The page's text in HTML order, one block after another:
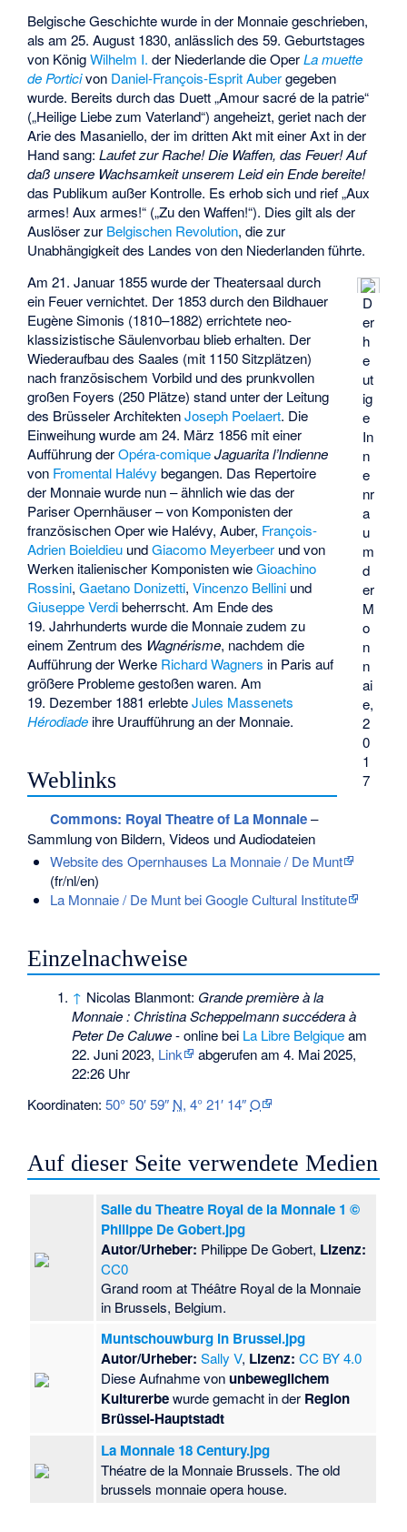
Belgische Geschichte wurde in der Monnaie geschrieben,
als am 25. August 1830, anlässlich des 59. Geburtstages
von KönigWilhelm I. der Niederlande die OperLa muette
de Porticivon Daniel-François-Esprit Aubergegeben
wurde. Bereits durch das Duett „Amour sacré de la patrie“
(„Heilige Liebe zum Vaterland“) angeheizt, geriet nach der
Arie des Masaniello, der im dritten Akt mit einer Axt in der
Hand sang:Laufet zur Rache! Die Waffen, das Feuer! Auf
daß unsere Wachsamkeit unserem Leid ein Ende bereite!
das Publikum außer Kontrolle. Es erhob sich und rief „Aux
armes! Aux armes!“ („Zu den Waffen!“). Dies gilt als der
Auslöser zur Belgischen Revolution, die zur
Unabhängigkeit des Landes von den Niederlanden führte.
D
er
h
e
ut
ig
e
In
n
e
nr
a
u
m
d
er
M
o
n
n
ai
e,
2
0
1
7
Am 21. Januar 1855 wurde der Theatersaal durch
ein Feuer vernichtet. Der 1853 durch den Bildhauer
Eugène Simonis (1810–1882) errichtete neo-
klassizistische Säulenvorbau blieb erhalten. Der
Wiederaufbau des Saales (mit 1150 Sitzplätzen)
nach französischem Vorbild und des prunkvollen
großen Foyers (250 Plätze) stand unter der Leitung
des Brüsseler ArchitektenJoseph Poelaert. Die
Einweihung wurde am 24. März 1856 mit einer
Aufführung derOpéra-comique Jaguarita l’Indienne
von Fromental Halévy begangen. Das Repertoire
der Monnaie wurde nun – ähnlich wie das der
Pariser Opernhäuser – von Komponisten der
französischen Oper wie Halévy, Auber, François-
Adrien Boieldieu undGiacomo Meyerbeer und von
Werken italienischer Komponisten wieGioachino
Rossini,Gaetano Donizetti,Vincenzo Bellini und
Giuseppe Verdibeherrscht. Am Ende des
19. Jahrhunderts wurde die Monnaie zudem zu
einem Zentrum des Wagnérisme, nachdem die
Aufführung der Werke Richard Wagners in Paris auf
größere Probleme gestoßen waren. Am
19. Dezember 1881 erlebteJules Massenets
Hérodiade ihre Uraufführung an der Monnaie.
Weblinks
Commons: Royal Theatre of La Monnaie–
Sammlung von Bildern, Videos und Audiodateien
Website des Opernhauses La Monnaie / De Munt
(fr/nl/en)
La Monnaie / De Munt bei Google Cultural Institute
Einzelnachweise
↑ Nicolas Blanmont: Grande première à la
Monnaie : Christina Scheppelmann succédera à
Peter De Caluwe- online bei La Libre Belgiqueam
22. Juni 2023, Link
abgerufen am 4. Mai 2025,
22:26 Uhr
Koordinaten:50° 50′ 59″ N,4° 21′ 14″O
Auf dieser Seite verwendete Medien
Salle du Theatre Royal de la Monnaie 1 ©
Philippe De Gobert.jpg
Autor/Urheber: Philippe De Gobert, Lizenz:
CC0
Grand room at Théâtre Royal de la Monnaie
in Brussels, Belgium.
Muntschouwburg in Brussel.jpg
Autor/Urheber: Sally V, Lizenz: CC BY 4.0
Diese Aufnahme vonunbeweglichem
Kulturerbewurde gemacht in der Region
Brüssel-Hauptstadt
La Monnaie 18 Century.jpg
Théatre de la Monnaie Brussels. The old
brussels monnaie opera house.